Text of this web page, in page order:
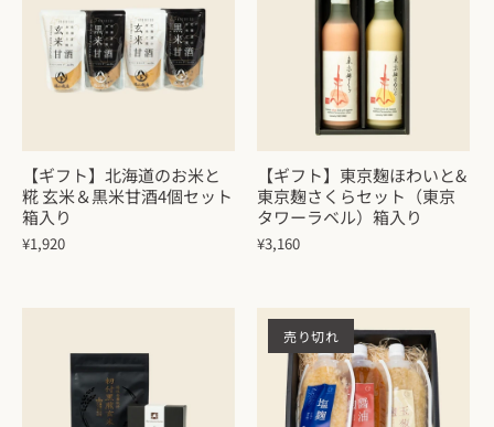
【ギフト】北海道のお米と
糀 玄米＆黒米甘酒4個セット
箱入り
¥1,920
【ギフト】東京麹ほわいと&
東京麹さくらセット（東京
タワーラベル）箱入り
¥3,160
売り切れ